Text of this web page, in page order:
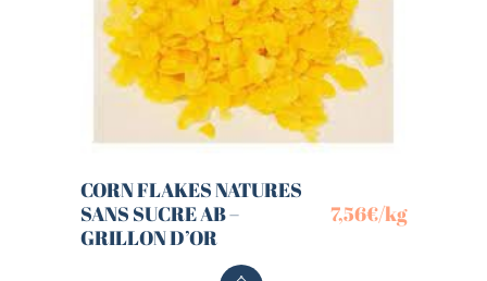
CORN FLAKES NATURES
SANS SUCRE AB –
GRILLON D’OR
7,56€/kg